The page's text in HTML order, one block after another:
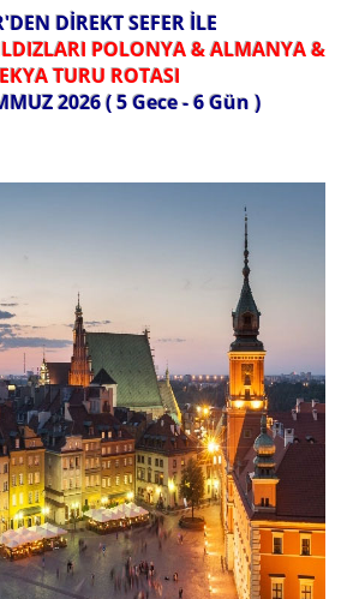
DİREKT SEFER İLE
POLONYA & ALMANYA &
TURU ROTASI
2026 ( 5 Gece - 6 Gün )